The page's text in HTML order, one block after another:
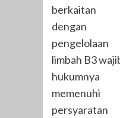
berkaitan
dengan
pengelolaan
limbah B3
hukumnya
memenuhi
persyaratan